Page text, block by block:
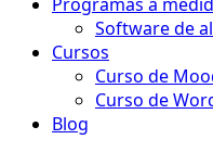
Software de
Cursos
Curso de
Curso de
Blog